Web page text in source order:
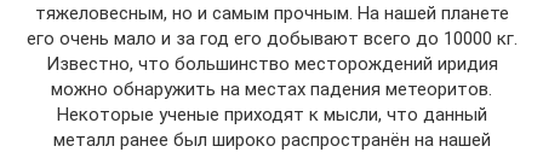
тяжеловесным, но и самым прочным. На нашей планете
его очень мало и за год его добывают всего до 10000 кг.
Известно, что большинство месторождений иридия
можно обнаружить на местах падения метеоритов.
Некоторые ученые приходят к мысли, что данный
металл ранее был широко распространён на нашей